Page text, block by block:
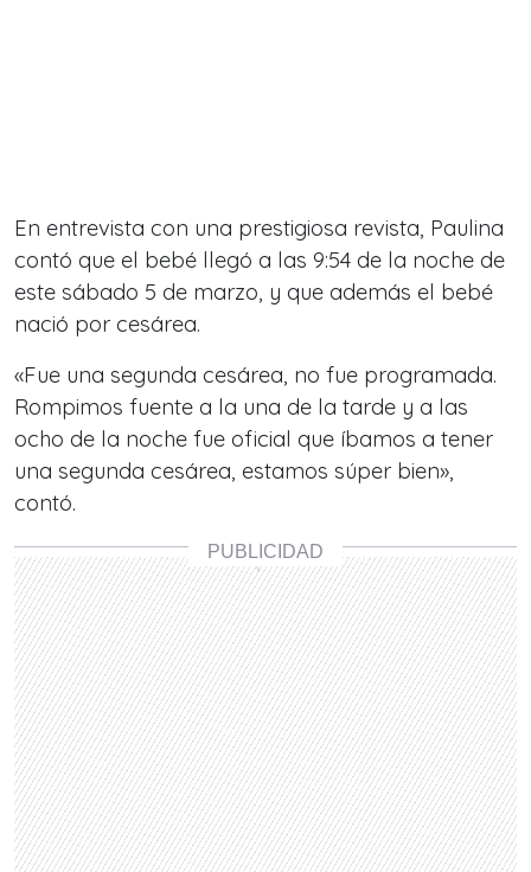
En entrevista con una prestigiosa revista, Paulina
contó que el bebé llegó a las 9:54 de la noche de
este sábado 5 de marzo, y que además el bebé
nació por cesárea.
«Fue una segunda cesárea, no fue programada.
Rompimos fuente a la una de la tarde y a las
ocho de la noche fue oficial que íbamos a tener
una segunda cesárea, estamos súper bien»,
contó.